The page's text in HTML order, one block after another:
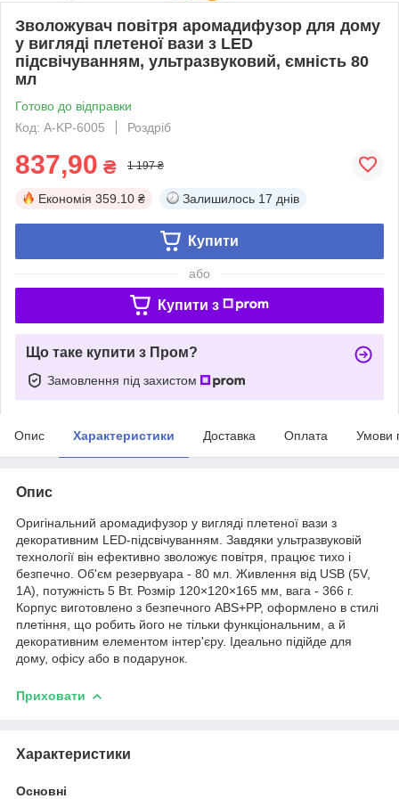
Зволожувач повітря аромадифузор для дому
у вигляді плетеної вази з LED
підсвічуванням, ультразвуковий, ємність 80
мл
Готово до відправки
Код: A-KP-6005
Роздріб
837,90 ₴ 1 197 ₴
Економія 359.10 ₴ Залишилось 17 днів
Купити
або
Купити з
Що таке купити з Пром?
Замовлення під захистом
Опис Характеристики Доставка Оплата Умови
Опис
Оригінальний аромадифузор у вигляді плетеної вази з
декоративним LED-підсвічуванням. Завдяки ультразвуковій
технології він ефективно зволожує повітря, працює тихо і
безпечно. Об'єм резервуара - 80 мл. Живлення від USB (5V,
1A), потужність 5 Вт. Розмір 120×120×165 мм, вага - 366 г.
Корпус виготовлено з безпечного ABS+PP, оформлено в стилі
плетіння, що робить його не тільки функціональним, а й
декоративним елементом інтер'єру. Ідеально підійде для
дому, офісу або в подарунок.
Приховати
Характеристики
Основні